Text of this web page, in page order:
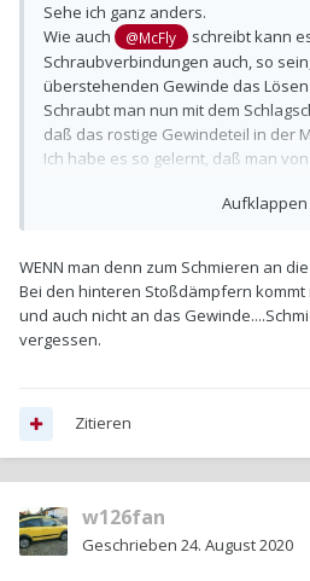
Sehe ich ganz anders.
Wie auch
@McFly
schreibt kann
Schraubverbindungen auch, so
überstehenden Gewinde das
Schraubt man nun mit dem
daß das rostige Gewindeteil in der
Ich habe es so gelernt, daß man
Dann wird gut geschmiert und in
Sieht vielleicht nicht so cool aus,
"Männerschlagschrauber" in
rauszufetzen, kann aber
ersparen.
Aufklappen
WENN man denn zum Schmieren an
Bei den hinteren Stoßdämpfern
und auch nicht an das
vergessen.
Zitieren
w126fan
Geschrieben 24. August 2020